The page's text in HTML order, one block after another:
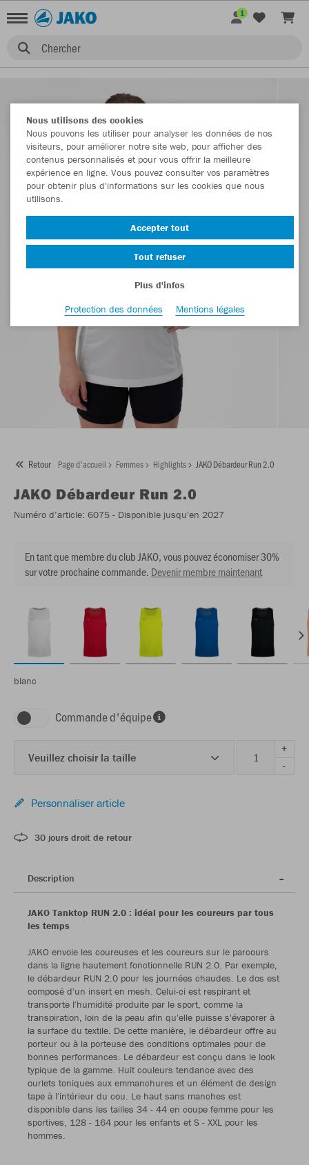
Chercher
1
Retour Page d'accueil Femmes Highlights JAKO Débardeur Run 2.0
JAKO Débardeur Run 2.0
Numéro d’article: 6075 - Disponible jusqu'en 2027
En tant que membre du club JAKO, vous pouvez économiser 30%
sur votre prochaine commande. Devenir membre maintenant
blanc
Commande d'équipe
Veuillez choisir la taille
+
-
Personnaliser article
30 jours droit de retour
Description
JAKO Tanktop RUN 2.0 : idéal pour les coureurs par tous
les temps
JAKO envoie les coureuses et les coureurs sur le parcours
dans la ligne hautement fonctionnelle RUN 2.0. Par exemple,
le débardeur RUN 2.0 pour les journées chaudes. Le dos est
composé d'un insert en mesh. Celui-ci est respirant et
transporte l'humidité produite par le sport, comme la
transpiration, loin de la peau afin qu'elle puisse s'évaporer à
la surface du textile. De cette manière, le débardeur offre au
porteur ou à la porteuse des conditions optimales pour de
bonnes performances. Le débardeur est conçu dans le look
typique de la gamme. Huit couleurs tendance avec des
ourlets toniques aux emmanchures et un élément de design
tape à l'intérieur du cou. Le haut sans manches est
disponible dans les tailles 34 - 44 en coupe femme pour les
sportives, 128 - 164 pour les enfants et S - XXL pour les
hommes.
Nous utilisons des cookies
Nous pouvons les utiliser pour analyser les données de nos
visiteurs, pour améliorer notre site web, pour afficher des
contenus personnalisés et pour vous offrir la meilleure
expérience en ligne. Vous pouvez consulter vos paramètres
pour obtenir plus d'informations sur les cookies que nous
utilisons.
Accepter tout
Tout refuser
Plus d'infos
Protection des données
Mentions légales